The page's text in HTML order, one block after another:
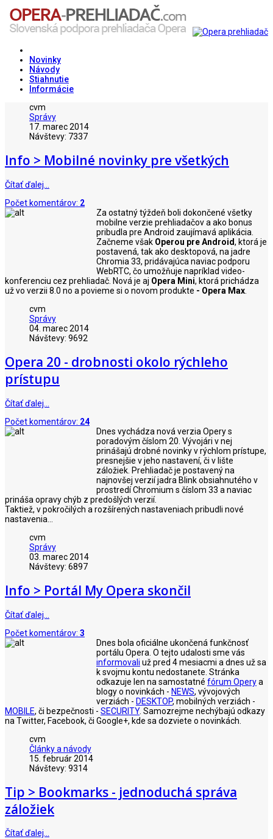
Novinky
Návody
Stiahnutie
Informácie
cvm
Správy
17. marec 2014
Návštevy: 7337
Info > Mobilné novinky pre všetkých
Čítať ďalej…
Počet komentárov: 2
Za ostatný týždeň boli dokončené všetky
mobilne verzie prehliadačov a ako bonus
pribudla pre Android zaujímavá aplikácia.
Začneme však Operou pre Android, ktorá je
postavená, tak ako desktopová, na jadre
Chromia 33, pridávajúca naviac podporu
WebRTC, čo umožňuje napríklad video-
konferenciu cez prehliadač. Nová je aj Opera Mini, ktorá prichádza
už vo verzii 8.0 no a povieme si o novom produkte - Opera Max
cvm
Správy
04. marec 2014
Návštevy: 9692
Opera 20 - drobnosti okolo rýchleho
prístupu
Čítať ďalej…
Počet komentárov: 24
Dnes vychádza nová verzia Opery s
poradovým číslom 20. Vývojári v nej
prinášajú drobné novinky v rýchlom prístupe,
presnejšie v jeho nastavení, či v lište
záložiek. Prehliadač je postavený na
najnovšej verzií jadra Blink obsiahnutého v
prostredí Chromium s číslom 33 a naviac
prináša opravy chýb z predošlých verzií.
Taktiež, v pokročilých a rozšírených nastaveniach pribudli nové
nastavenia...
cvm
Správy
03. marec 2014
Návštevy: 6897
Info > Portál My Opera skončil
Čítať ďalej…
Počet komentárov: 3
Dnes bola oficiálne ukončená funkčnosť
portálu Opera. O tejto udalosti sme vás
informovali už pred 4 mesiacmi a dnes už sa
k svojmu kontu nedostanete. Stránka
odkazuje len na samostatné fórum Operya
blogy o novinkách - NEWS, vývojových
verziách - DESKTOP, mobilných verziách -
MOBILE, či bezpečnosti - SECURITY. Samozrejme nechýbajú odkazy
na Twitter, Facebook, či Google+, kde sa dozviete o novinkách.
cvm
Články a návody
15. február 2014
Návštevy: 9314
Tip > Bookmarks - jednoduchá správa
záložiek
Čítať ďalej…